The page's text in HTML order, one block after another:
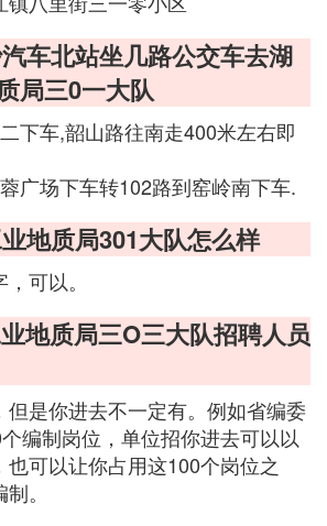
车北站坐几路公交车去湖
局三0一大队
下车,韶山路往南走400米左右即
广场下车转102路到窑岭南下车.
地质局301大队怎么样
可以。
地质局三O三大队招聘人员
但是你进去不一定有。例如省编委
编制岗位，单位招你进去可以以
可以让你占用这100个岗位之
。